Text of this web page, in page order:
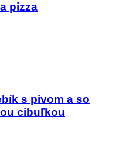
pizza
s pivom a so
cibuľkou